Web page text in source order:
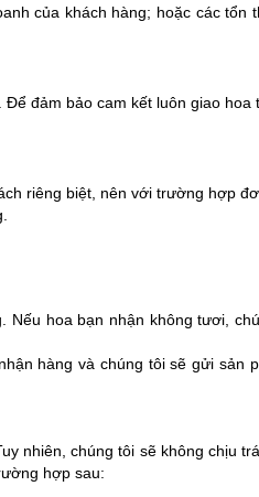
của khách hàng; hoặc các tổn
đảm bảo cam kết luôn giao
riêng biệt, nên với trường hợp
hoa bạn nhận không tươi,
hàng và chúng tôi sẽ gửi sản
nhiên, chúng tôi sẽ không chịu
hợp sau: